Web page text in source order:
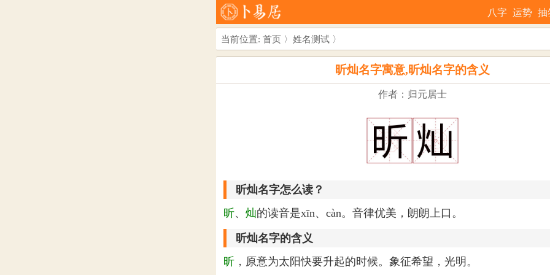
八字 运势 抽
当前位置: 首页 〉 姓名测试 〉
昕灿名字寓意,昕灿名字的含义
作者：归元居士
昕灿名字怎么读？
昕、 灿的读音是xīn、càn。音律优美，朗朗上口。
昕灿名字的含义
昕 ，原意为太阳快要升起的时候。象征希望，光明。